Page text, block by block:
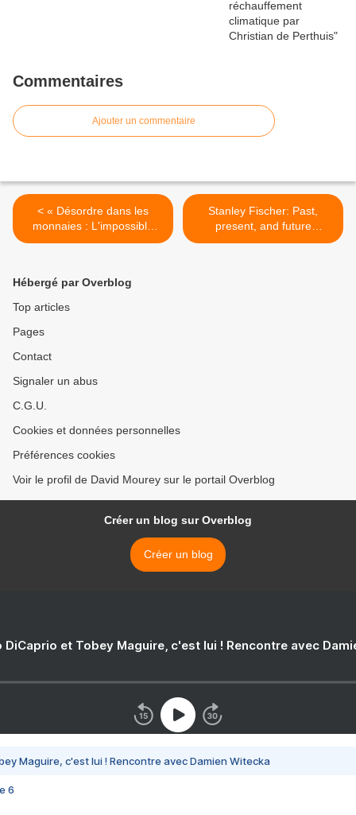
Commentaires
Ajouter un commentaire
< « Désordre dans les
monnaies : L'impossible
stabilité du système
Stanley Fischer: Past,
present, and future
challenges for the euro
Hébergé par Overblog
Top articles
Pages
Contact
Signaler un abus
C.G.U.
Cookies et données personnelles
Préférences cookies
Voir le profil de David Mourey sur le portail Overblog
Créer un blog sur Overblog
Créer un blog
DiCaprio et Tobey Maguire, c'est lui ! Rencontre avec
Maguire, c'est lui ! Rencontre avec Damien Witecka
6